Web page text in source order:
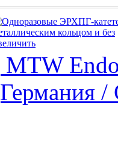
MTW
/